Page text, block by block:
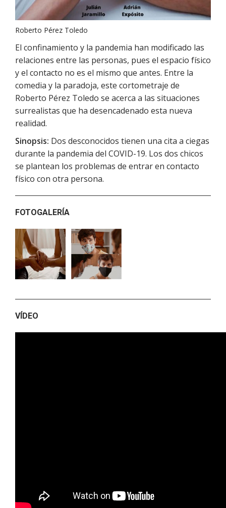
Roberto Pérez Toledo
El confinamiento y la pandemia han modificado las
relaciones entre las personas, pues el espacio físico
y el contacto no es el mismo que antes. Entre la
comedia y la paradoja, este cortometraje de
Roberto Pérez Toledo se acerca a las situaciones
surrealistas que ha desencadenado esta nueva
realidad.
Sinopsis: Dos desconocidos tienen una cita a ciegas
durante la pandemia del COVID-19. Los dos chicos
se plantean los problemas de entrar en contacto
físico con otra persona.
FOTOGALERÍA
VÍDEO